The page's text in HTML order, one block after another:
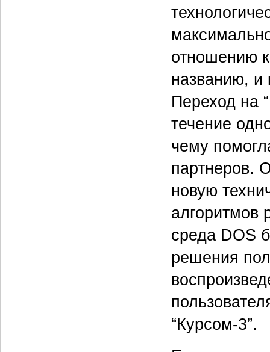
отношению
названию, и
Переход на
течение
чему
партнеров.
новую
алгоритмов
среда DOS
решения
“Курсом-3”.